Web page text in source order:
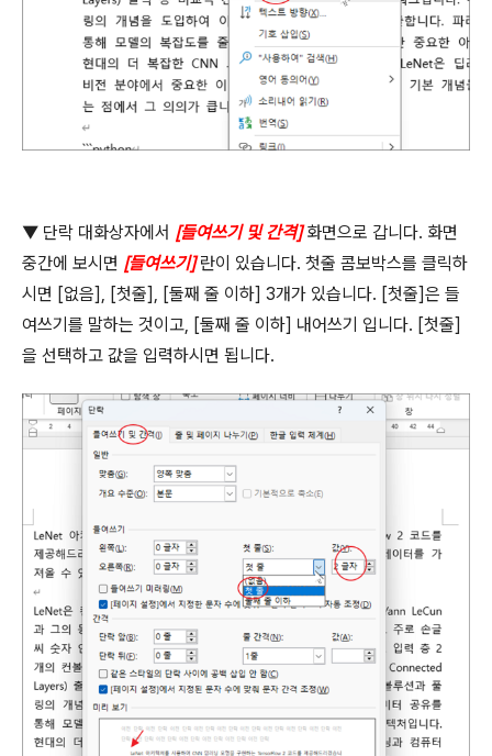
▼ 단락 대화상자에서 [들여쓰기 및 간격] 화면으로 갑니다. 화면
중간에 보시면 [들여쓰기] 란이 있습니다. 첫줄 콤보박스를 클릭하
시면 [없음], [첫줄], [둘째 줄 이하] 3개가 있습니다. [첫줄]은 들
여쓰기를 말하는 것이고, [둘째 줄 이하] 내어쓰기 입니다. [첫줄]
을 선택하고 값을 입력하시면 됩니다.